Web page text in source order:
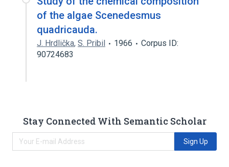
of the algae Scenedesmus
quadricauda.
J. Hrdlička, S. Pribil 1966
Corpus ID:
90724683
Stay Connected With Semantic Scholar
Sign Up